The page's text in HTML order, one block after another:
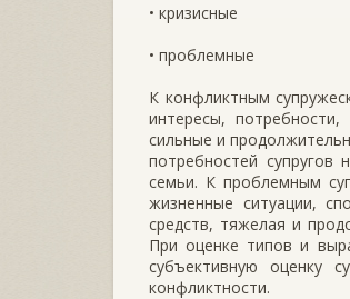
• кризисные
• проблемные
К конфликтным
интересы,
сильные и
потребностей
семьи. К проблемным
жизненные ситуации,
средств, тяжелая и
При оценке типов и
субъективную оценку
конфликтности.